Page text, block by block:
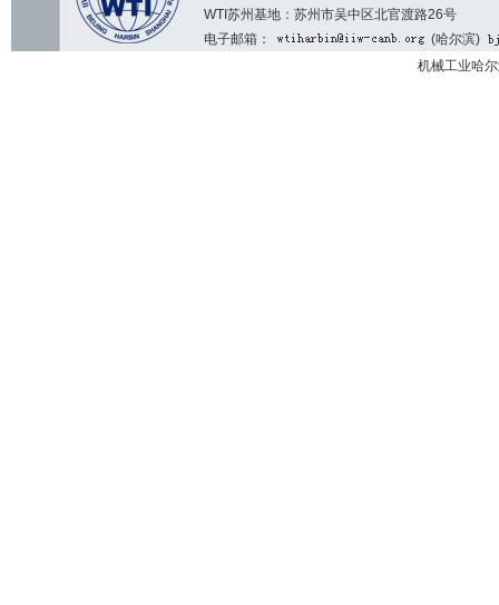
WTI苏州基地：苏州市吴中区北官渡路26号
电子邮箱：
(哈尔滨)
机械工业哈